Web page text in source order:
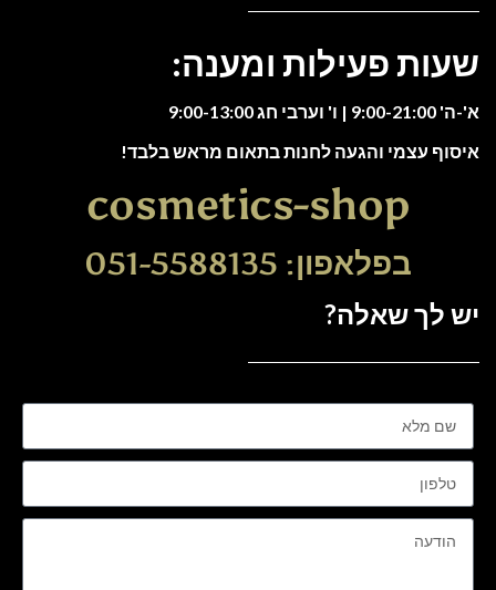
שעות פעילות ומענה:
א'-ה' 9:00-21:00 | ו' וערבי חג 9:00-13:00
איסוף עצמי והגעה לחנות בתאום מראש בלבד!
cosmetics-shop
בפלאפון: 051-5588135
יש לך שאלה?